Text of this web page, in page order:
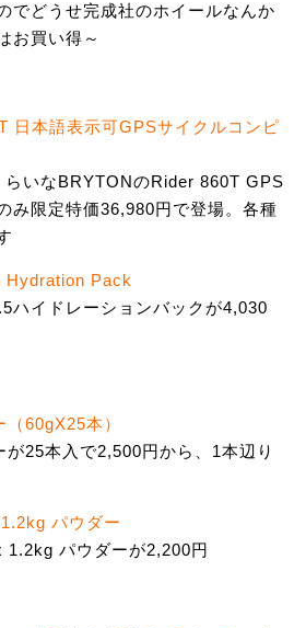
でどうせ完成社のホイールなんか
お買い得～
日本語表示可GPSサイクルコンピ
らいなBRYTONのRider 860T GPS
み限定特価36,980円で登場。各種
Pack
ハイドレーションバックが4,030
60gX25本）
25本入で2,500円から、1本辺り
パウダー
1.2kg パウダーが2,200円